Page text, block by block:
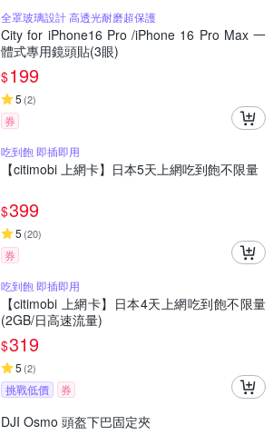
全罩玻璃設計 高透光耐磨超保護
City for iPhone16 Pro /iPhone 16 Pro Max 一
體式專用鏡頭貼(3眼)
$199
5 (2)
券
吃到飽 即插即用
【citimobi 上網卡】日本5天上網吃到飽不限量
$399
5 (20)
券
吃到飽 即插即用
【citimobi 上網卡】日本4天上網吃到飽不限量
(2GB/日高速流量)
$319
5 (2)
挑戰低價 券
DJI Osmo 頭盔下巴固定夾